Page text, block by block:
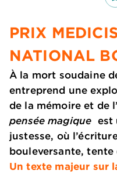
PRIX
NATIONAL
À la mort soudaine
entreprend une
de la mémoire et de
pensée magique est
justesse, où
bouleversante,
Un texte majeur sur